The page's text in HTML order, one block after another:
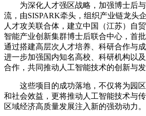
为深化人才强区战略，加强博士后与
流，由SISPARK牵头，组织产业链龙头
人才攻关联合体，建立中国（江苏）自
智能产业创新集群博士后联合中心，首
通过搭建高层次人才培养、科研合作与
进一步加强国内知名高校、科研机构以
合作，共同推动人工智能技术的创新与发
这些项目的成功落地，不仅将为园区
和社会效益，更将推动人工智能技术与
区域经济高质量发展注入新的强劲动力。